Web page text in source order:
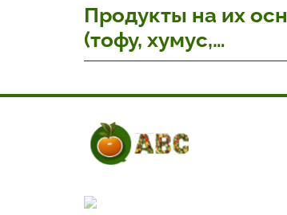
Продукты на их
(тофу, хумус,
растительные
(13)